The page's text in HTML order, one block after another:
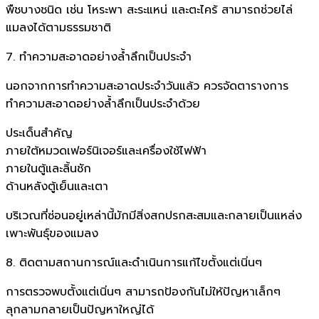
พืชบางชนิด เช่น โหระพา สะระแหน่ และตะไคร้ สามารถช่วยไล่
แมลงได้ตามธรรมชาติ
7. ทำความสะอาดอย่างล้ำลึกเป็นประจำ
นอกจากการทำความสะอาดประจำวันแล้ว ควรจัดตารางการ
ทำความสะอาดอย่างล้ำลึกเป็นประจำด้วย
ประเด็นสำคัญ
ภายใต้หมวดเฟอร์นิเจอร์และเครื่องใช้ไฟฟ้า
ภายในตู้และลิ้นชัก
ด้านหลังตู้เย็นและเตา
บริเวณที่ซ่อนอยู่เหล่านี้มักมีสิ่งสกปรกสะสมและกลายเป็นแหล่ง
เพาะพันธุ์ของแมลง
8. ติดตามสถานการณ์และดำเนินการแก้ไขตั้งแต่เนิ่นๆ
การตรวจพบตั้งแต่เนิ่นๆ สามารถป้องกันไม่ให้ปัญหาเล็กๆ
ลุกลามกลายเป็นปัญหาใหญ่ได้